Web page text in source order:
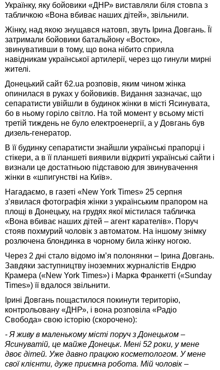
Українку, яку бойовики «ДНР» виставляли біля стовпа з
табличкою «Вона вбиває наших дітей», звільнили.
Жінку, над якою знущався натовп, звуть Ірина Довгань. Її
затримали бойовики батальйону «Восток»,
звинувативши в тому, що вона нібито сприяла
навідникам української артилерії, через що гинули мирні
жителі.
Донецький сайт 62.ua розповів, яким чином жінка
опинилася в руках у бойовиків. Видання зазначає, що
сепаратисти увійшли в будинок жінки в місті Ясинувата,
бо в ньому горіло світло. На той момент у всьому місті
третій тиждень не було електроенергії, а у Довгань був
дизель-генератор.
В її будинку сепаратисти знайшли українські прапорці і
стікери, а в її планшеті виявили відкриті українські сайти і
визнали це достатньою підставою для звинувачення
жінки в «шпигунстві на Київ».
Нагадаємо, в газеті «New York Times» 25 серпня
з’явилася фотографія жінки з українським прапором на
площі в Донецьку, на грудях якої містилася табличка
«Вона вбиває наших дітей – агент карателів». Поруч
стояв похмурий чоловік з автоматом. На іншому знімку
розлючена блондинка в чорному била жінку ногою.
Через 2 дні стало відомо ім’я полонянки – Ірина Довгань.
Завдяки заступництву іноземних журналістів Ендрю
Крамера («New York Times») і Марка Франкетті («Sunday
Times») її вдалося звільнити.
Ірині Довгань пощастилося покинути територію,
контрольовану «ДНР», і вона розповіла «Радіо
Свобода» свою історію (скорочено):
- Я живу в маленькому місті поруч з Донецьком –
Ясинуватій, це майже Донецьк. Мені 52 роки, у мене
двоє дітей. Уже давно працюю косметологом. У мене
свої клієнти, дуже приємна робота. Мій чоловік –